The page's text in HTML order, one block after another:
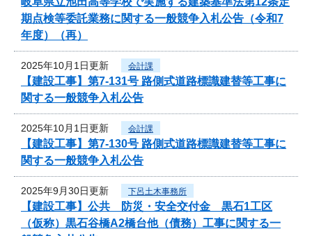
期点検等委託業務に関する一般競争入札公告（令和7
年度）（再）
2025年10月1日更新 会計課
【建設工事】第7-131号 路側式道路標識建替等工事に
関する一般競争入札公告
2025年10月1日更新 会計課
【建設工事】第7-130号 路側式道路標識建替等工事に
関する一般競争入札公告
2025年9月30日更新 下呂土木事務所
【建設工事】公共 防災・安全交付金 黒石1工区
（仮称）黒石谷橋A2橋台他（債務）工事に関する一